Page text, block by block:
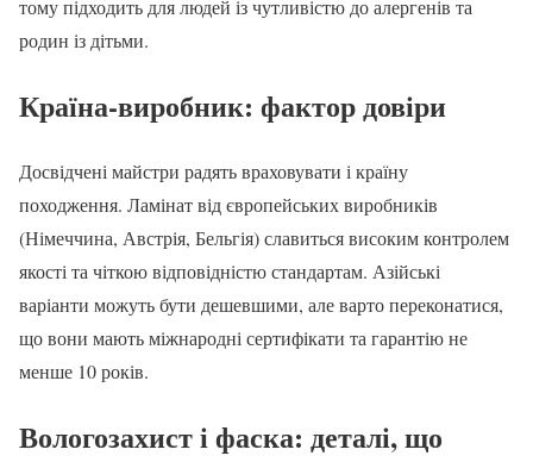
тому підходить для людей із чутливістю до алергенів та
родин із дітьми.
Країна-виробник: фактор довіри
Досвідчені майстри радять враховувати і країну
походження. Ламінат від європейських виробників
(Німеччина, Австрія, Бельгія) славиться високим контролем
якості та чіткою відповідністю стандартам. Азійські
варіанти можуть бути дешевшими, але варто переконатися,
що вони мають міжнародні сертифікати та гарантію не
менше 10 років.
Вологозахист і фаска: деталі, що